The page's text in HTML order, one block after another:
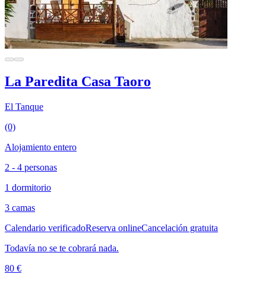
La Paredita Casa Taoro
El Tanque
(0)
Alojamiento entero
2 - 4 personas
1 dormitorio
3 camas
Calendario verificadoReserva onlineCancelación gratuita
Todavía no se te cobrará nada.
80 €